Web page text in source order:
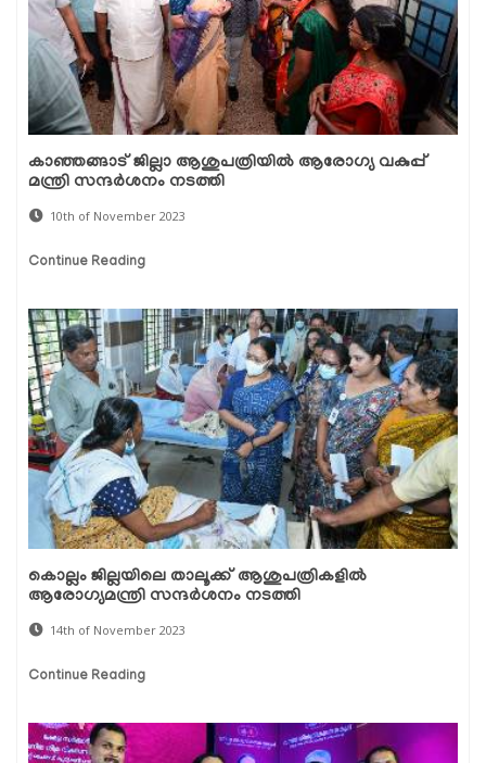
കാഞ്ഞങ്ങാട് ജില്ലാ ആശുപത്രിയില്‍ ആരോഗ്യ വകുപ്പ്
മന്ത്രി സന്ദർശനം നടത്തി
10th of November 2023
Continue Reading
കൊല്ലം ജില്ലയിലെ താലൂക്ക് ആശുപത്രികളിൽ
ആരോഗ്യമന്ത്രി സന്ദർശനം നടത്തി
14th of November 2023
Continue Reading